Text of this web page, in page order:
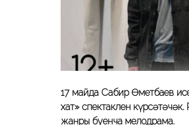
17 майда Сабир Өметбаев
хат» спектаклен
жанры буенча мелодрама.